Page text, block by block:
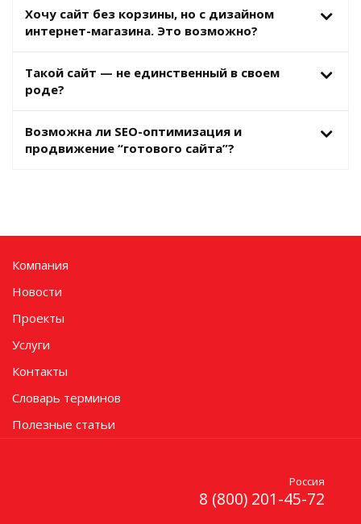
Хочу сайт без корзины, но с дизайном
интернет-магазина. Это возможно?
Такой сайт — не единственный в своем
роде?
Возможна ли SEO-оптимизация и
продвижение “готового сайта”?
Компания
Новости
Проекты
Услуги
Контакты
Словарь терминов
Полезные статьи
Россия
8 (800) 201-45-72